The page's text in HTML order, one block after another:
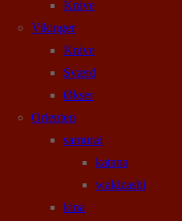
Knive
Vikinger
Knive
Sværd
Økser
Orienten
samurai
katana
wakizashi
kina